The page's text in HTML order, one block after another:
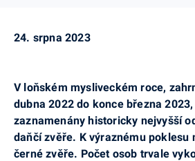
24. srpna 2023
V loňském mysliveckém roce,
dubna 2022 do konce března
zaznamenány historicky nejvyšší
daňčí zvěře. K výraznému poklesu
černé zvěře. Počet osob trvale